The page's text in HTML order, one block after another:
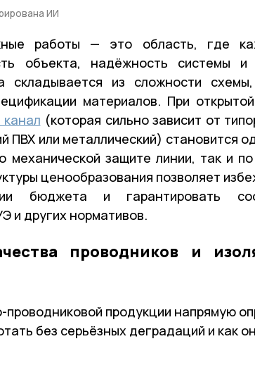
ИИ
работы — это область, где
объекта, надёжность системы и
складывается из сложности
материалов. При
(которая сильно зависит от
ПВХ или металлический) становится
механической защите линии, так и
ценообразования позволяет
бюджета и гарантировать
и других нормативов.
проводников и
проводниковой продукции напрямую
без серьёзных деградаций и как